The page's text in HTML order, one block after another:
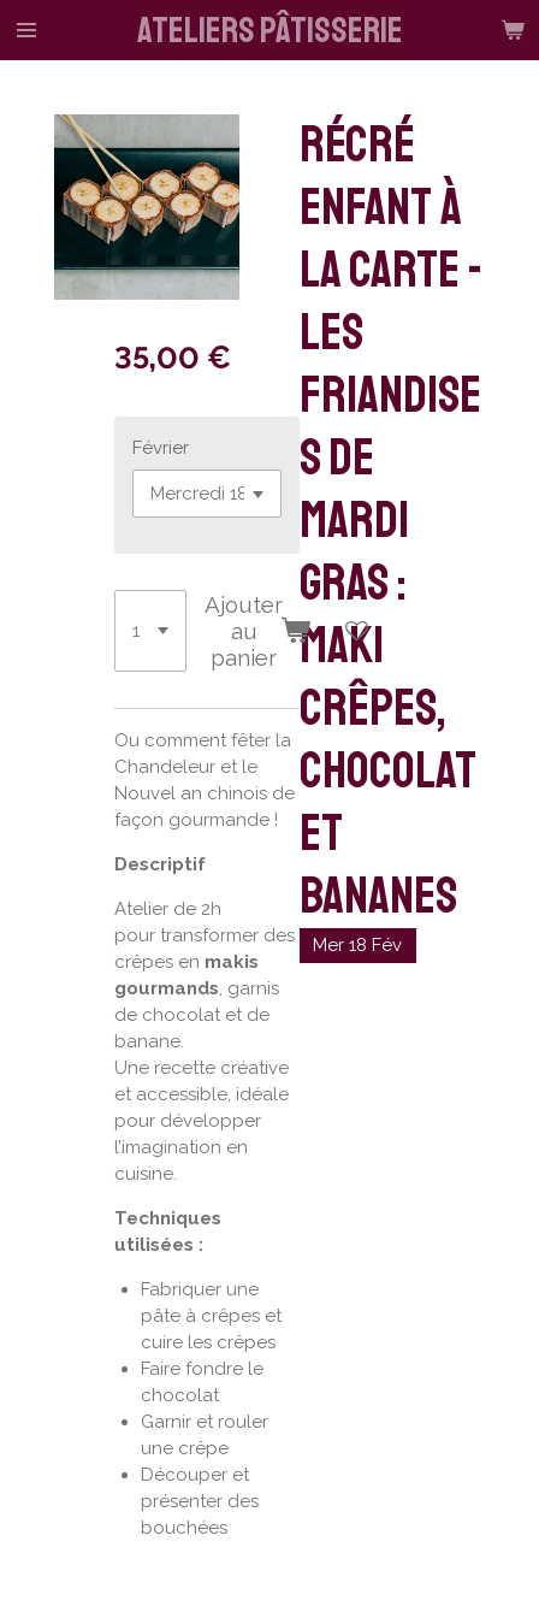
Passer
ateliers pâtisserie
Récré
enfant à
la carte -
Les
friandise
s de
Mardi
gras :
maki
crêpes,
chocolat
et
bananes
Mer 18 Fév
35,00 €
Février
Ajouter
au
panier
Ou comment fêter la
Chandeleur et le
Nouvel an chinois de
façon gourmande !
Descriptif
Atelier de 2h
pour transformer des
crêpes en makis
gourmands, garnis
de chocolat et de
banane.
Une recette créative
et accessible, idéale
pour développer
l’imagination en
cuisine.
Techniques
utilisées :
Fabriquer une
pâte à crêpes et
cuire les crêpes
Faire fondre le
chocolat
Garnir et rouler
une crêpe
Découper et
présenter des
bouchées